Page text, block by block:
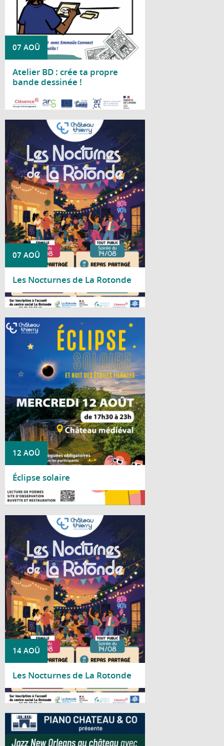
07 AOÛ
Atelier BD : crée ta propre
bande dessinée !
07 AOÛ
Les Nocturnes de La Rotonde
Cet été, le Centre social La Rotonde vous
invite à partager deux soirées conviviales
placées sous le signe de la bonne humeur
et de la musique.
Lire la suite
12 AOÛ
Éclipse solaire
Le mercredi 12 août 2026, la Ville de
Château-Thierry vous invite à vivre un
événement astronomique exceptionnel au
château médiéval. À cette occasion, près
de 90 % du Soleil sera occulté par la Lune,
offrant un spectacle rare et fascinant.
Lire la suite
14 AOÛ
Les Nocturnes de La Rotonde
Cet été, le Centre social La Rotonde vous
invite à partager deux soirées conviviales
placées sous le signe de la bonne humeur
et de la musique.
Lire la suite
Piano Château & Co vous invite à découvrir
le Marais Rag Band pour un concert